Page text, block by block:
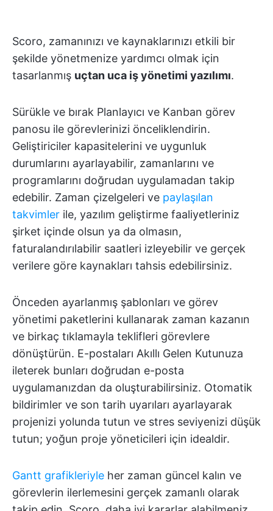
Scoro, zamanınızı ve kaynaklarınızı etkili bir
şekilde yönetmenize yardımcı olmak için
tasarlanmış uçtan uca iş yönetimi yazılımı.
Sürükle ve bırak Planlayıcı ve Kanban görev
panosu ile görevlerinizi önceliklendirin.
Geliştiriciler kapasitelerini ve uygunluk
durumlarını ayarlayabilir, zamanlarını ve
programlarını doğrudan uygulamadan takip
edebilir. Zaman çizelgeleri ve paylaşılan
takvimler ile, yazılım geliştirme faaliyetleriniz
şirket içinde olsun ya da olmasın,
faturalandırılabilir saatleri izleyebilir ve gerçek
verilere göre kaynakları tahsis edebilirsiniz.
Önceden ayarlanmış şablonları ve görev
yönetimi paketlerini kullanarak zaman kazanın
ve birkaç tıklamayla teklifleri görevlere
dönüştürün. E-postaları Akıllı Gelen Kutunuza
ileterek bunları doğrudan e-posta
uygulamanızdan da oluşturabilirsiniz. Otomatik
bildirimler ve son tarih uyarıları ayarlayarak
projenizi yolunda tutun ve stres seviyenizi düşük
tutun; yoğun proje yöneticileri için idealdir.
Gantt grafikleriyle her zaman güncel kalın ve
görevlerin ilerlemesini gerçek zamanlı olarak